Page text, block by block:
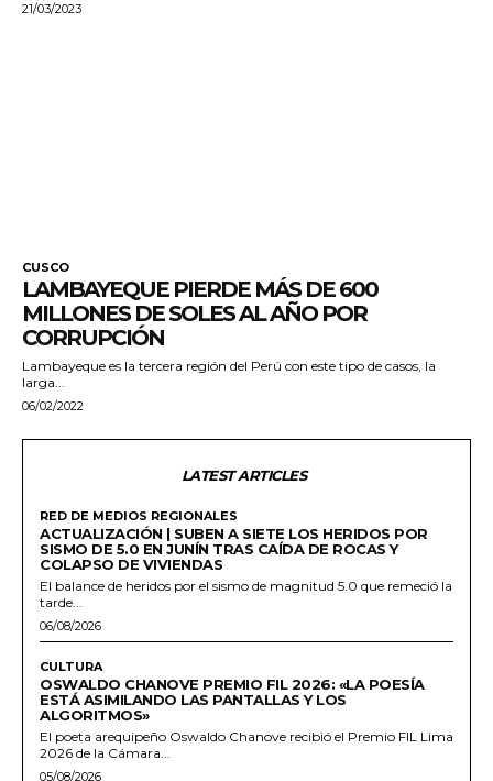
21/03/2023
CUSCO
LAMBAYEQUE PIERDE MÁS DE 600
MILLONES DE SOLES AL AÑO POR
CORRUPCIÓN
Lambayeque es la tercera región del Perú con este tipo de casos, la
larga...
06/02/2022
LATEST ARTICLES
RED DE MEDIOS REGIONALES
ACTUALIZACIÓN | SUBEN A SIETE LOS HERIDOS POR
SISMO DE 5.0 EN JUNÍN TRAS CAÍDA DE ROCAS Y
COLAPSO DE VIVIENDAS
El balance de heridos por el sismo de magnitud 5.0 que remeció la
tarde...
06/08/2026
CULTURA
OSWALDO CHANOVE PREMIO FIL 2026: «LA POESÍA
ESTÁ ASIMILANDO LAS PANTALLAS Y LOS
ALGORITMOS»
El poeta arequipeño Oswaldo Chanove recibió el Premio FIL Lima
2026 de la Cámara...
05/08/2026